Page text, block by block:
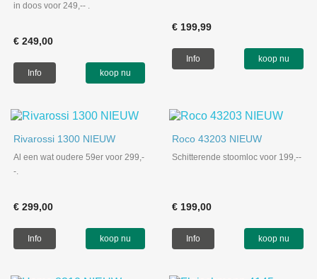
in doos voor 249,-- .
€ 249,00
Info koop nu
€ 199,99
Info koop nu
Rivarossi 1300 NIEUW
Al een wat oudere 59er voor 299,-
-.
€ 299,00
Info koop nu
Roco 43203 NIEUW
Schitterende stoomloc voor 199,--
€ 199,00
Info koop nu